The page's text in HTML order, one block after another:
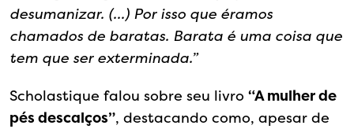
desumanizar. (…) Por isso que éramos
chamados de baratas. Barata é uma coisa que
tem que ser exterminada.”
Scholastique falou sobre seu livro “A mulher de
pés descalços”, destacando como, apesar de